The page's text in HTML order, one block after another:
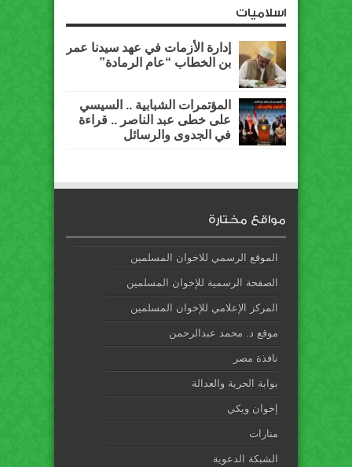
اسلاميات
إدارة الأزمات في عهد سيدنا عمر
بن الخطاب “عام الرمادة”
المؤتمرات الشبابية .. السيسي
على خطى عبد الناصر .. قراءة
في الجدوى والرسائل
مواقع مختارة
الموقع الرسمي للاخوان المسلمين
الصفحة الرسمية للإخوان المسلمين
المركز الإعلامي للإخوان المسلمين
موقع د. محمد عبدالرحمن
نافذة مصر
بوابة الحرية والعدالة
إخوان ويكي
منارات
الشبكة الدعوية